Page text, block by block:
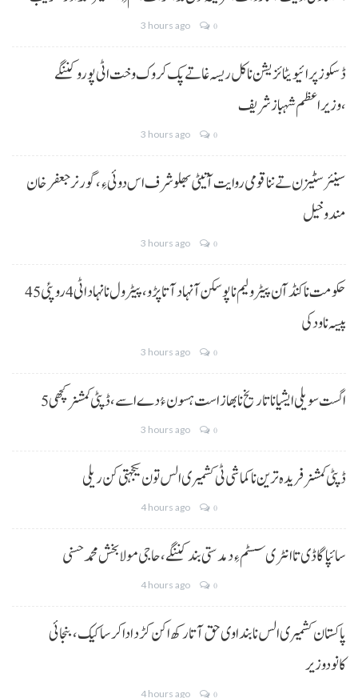
3 hours ago 0
ڈسکوز پرائیویٹائزیشن نا کل ریسہ غاتے پک کروک وخت اٹی پورو کننگے
،وزیراعظم شہباز شریف
3 hours ago 0
سینئر سٹیزن تے ننا قومی روایت آتیٹی بھلو شرف اس دوئی ءِ،گورنر جعفرخان
مندوخیل
3 hours ago 0
حکومت نا کنڈ آن پیٹرولیم نا پوسکن آ نہاد آتا پڑو،پیٹرول نا نہاد اٹی 4 روپئی 45
پیسہ نا ودکی
3 hours ago 0
5 اگست سویلی ایشیا نا تاریخ نا بھاز است ہسون ءُ دے اسے،ڈپٹی کمشنر کچھی
3 hours ago 0
ڈپٹی کمشنر فریدہ ترین نا کماشی ٹی کشمیری الس تون یکجہتی کن ریلی
4 hours ago 0
سائپا گاڈی تا انٹری سسٹم ءِ دمدستی بند کننگے، حاجی مولا بخش محمد حسنی
4 hours ago 0
پاکستان کشمیری الس نا بنداوی حق آتا رکھ اکن کڑد ادا کرسا کیک ،بنجائی
کانودوزیر
4 hours ago 0